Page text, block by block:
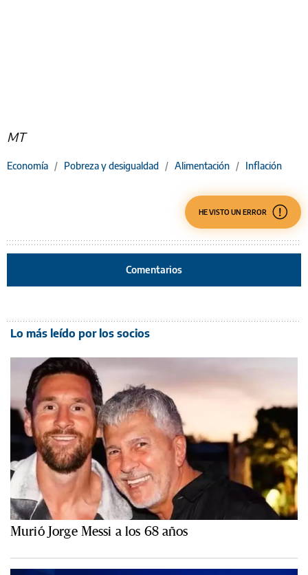
MT
Economía / Pobreza y desigualdad / Alimentación / Inflación
HE VISTO UN ERROR
Comentarios
Lo más leído por los socios
Murió Jorge Messi a los 68 años